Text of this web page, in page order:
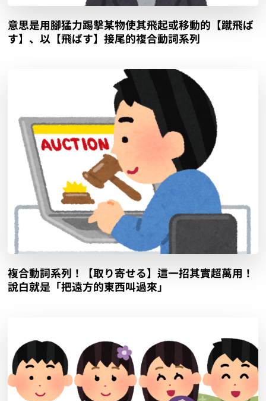
意思是用腳猛力踢擊某物使其飛起或移動的【蹴飛ば
す】、以【飛ばす】接尾的複合動詞系列
複合動詞系列！【取り寄せる】這一招其實超萬用！
說白就是「把遠方的東西叫過來」